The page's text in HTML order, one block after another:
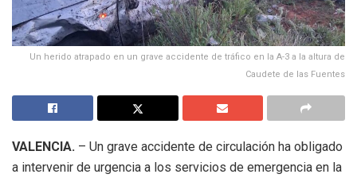
Un herido atrapado en un grave accidente de tráfico en la A-3 a la altura de
Caudete de las Fuentes
VALENCIA. – Un grave accidente de circulación ha obligado
a intervenir de urgencia a los servicios de emergencia en la